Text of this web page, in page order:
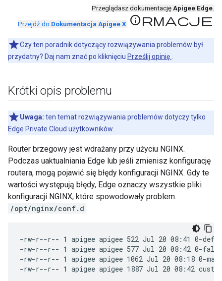
Przeglądasz dokumentację Apigee Edge.
Przejdź do Dokumentacja Apigee X. informacje.
Czy ten poradnik dotyczący rozwiązywania problemów był
przydatny? Daj nam znać po kliknięciu Prześlij opinię
Krótki opis problemu
Uwaga: ten temat rozwiązywania problemów dotyczy tylko
Edge Private Cloud użytkowników.
Router brzegowy jest wdrażany przy użyciu NGINX.
Podczas uaktualniania Edge lub jeśli zmienisz konfigurację
routera, mogą pojawić się błędy konfiguracji NGINX. Gdy te
wartości występują błędy, Edge oznaczy wszystkie pliki
konfiguracji NGINX, które spowodowały problem.
/opt/nginx/conf.d :
-rw-r--r-- 1 apigee apigee 522 Jul 20 08:41 0-
-rw-r--r-- 1 apigee apigee 577 Jul 20 08:42 0-
-rw-r--r-- 1 apigee apigee 1062 Jul 20 08:18 0-
-rw-r--r-- 1 apigee apigee 1887 Jul 20 08:42